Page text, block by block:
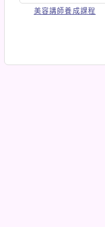
美容講師養成課程